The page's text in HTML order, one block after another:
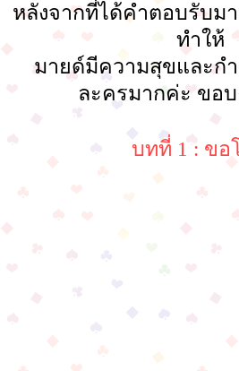
หลังจากที่ได้คำตอบรับม
ทำให้
มายด์มีความสุขและกำ
ละครมากค่ะ ขอ
บทที่ 1 : ขอ